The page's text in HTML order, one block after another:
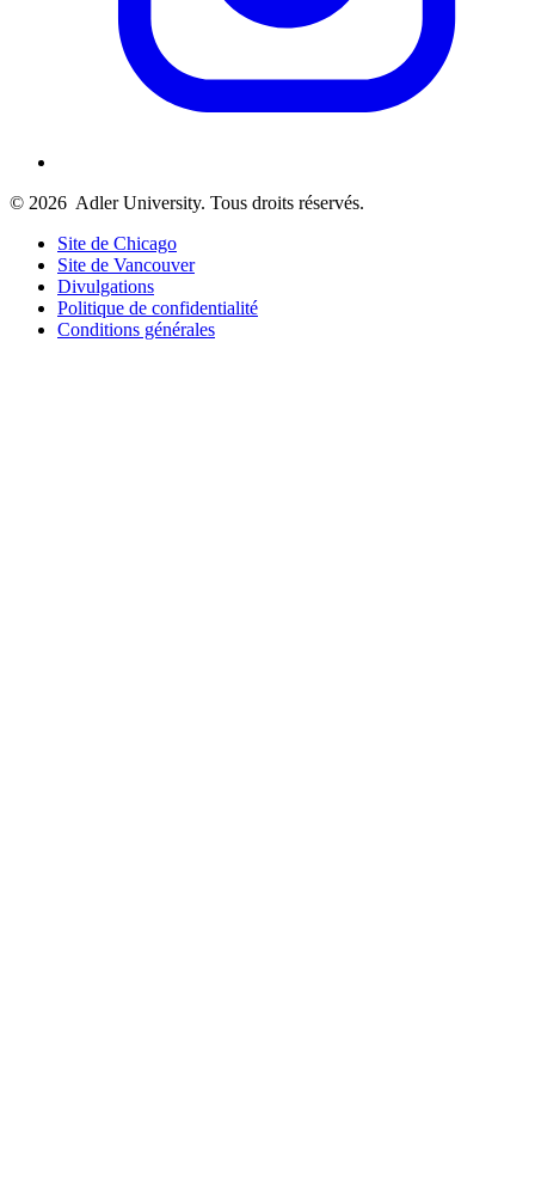
© 2026 Adler University. Tous droits réservés.
Site de Chicago
Site de Vancouver
Divulgations
Politique de confidentialité
Conditions générales